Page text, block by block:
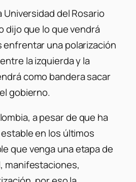
Universidad del Rosario
dijo que lo que vendrá
enfrentar una polarización
la izquierda y la
como bandera sacar
gobierno.
a pesar de que ha
en los últimos
que venga una etapa de
manifestaciones,